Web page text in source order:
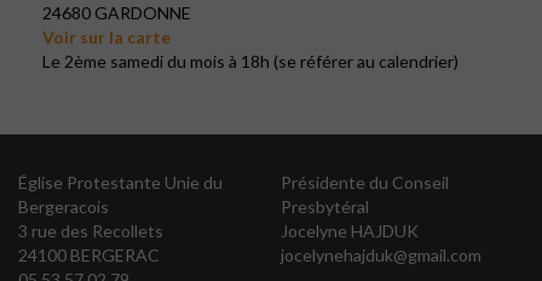
24680 GARDONNE
Voir sur la carte
Le 2ème samedi du mois à 18h (se référer au calendrier)
Église Protestante Unie du
Bergeracois
3 rue des Recollets
24100 BERGERAC
Présidente du Conseil
Presbytéral
Jocelyne HAJDUK
jocelynehajduk@gmail.com